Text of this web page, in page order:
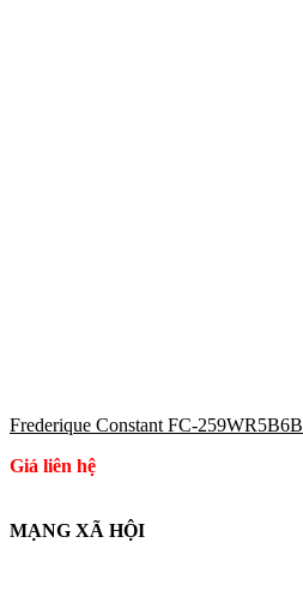
Frederique Constant FC-259WR5B6B
Giá liên hệ
MẠNG XÃ HỘI